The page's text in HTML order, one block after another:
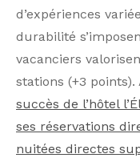
d’expériences
durabilité
vacanciers
stations (+3
succès de l’hôtel
ses réservations
nuitées directes